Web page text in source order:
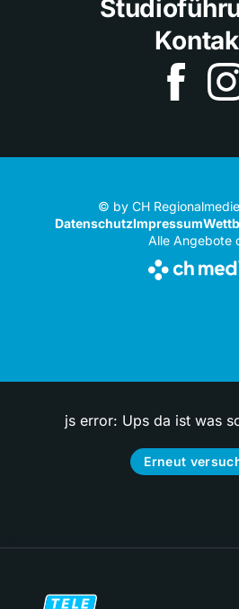
© by CH
DatenschutzImpressum
Alle Angebote
js error: Ups da ist was
Erneut